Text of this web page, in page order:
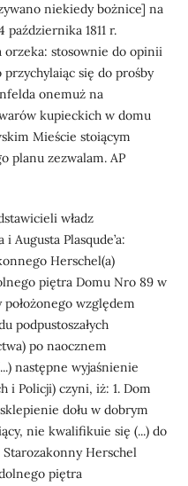
niekiedy bożnice] na
1811 r.
stosownie do opinii
się do prośby
onemuż na
kupieckich w domu
Mieście stoiącym
planu zezwalam. AP
władz
Augusta Plasqude’a:
Herschel(a)
piętra Domu Nro 89 w
względem
podpustoszałych
po naocznem
następne wyjaśnienie
i Policji) czyni, iż: 1. Dom
dołu w dobrym
nie kwalifikuie się (...) do
Starozakonny Herschel
piętra